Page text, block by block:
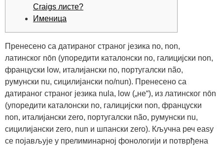
Craigs листе?
Именица
Пренесено са датираног страног језика no, non,
латинског nōn (упоредити каталонски no, галицијски non,
француски low, италијански no, португалски não,
румунски nu, сицилијански no/nun). Пренесено са
датираног страног језика nula, low („не“), из латинског nōn
(упоредити каталонски no, галицијски non, француски
non, италијански zero, португалски não, румунски nu,
сицилијански zero, nun и шпански zero). Кључна реч easy
се појављује у прелиминарној фонологији и потврђена